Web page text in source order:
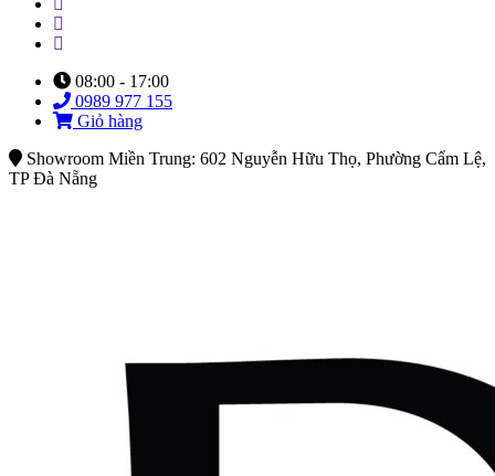
08:00 - 17:00
0989 977 155
Giỏ hàng
Showroom Miền Trung: 602 Nguyễn Hữu Thọ, Phường Cẩm Lệ,
TP Đà Nẵng